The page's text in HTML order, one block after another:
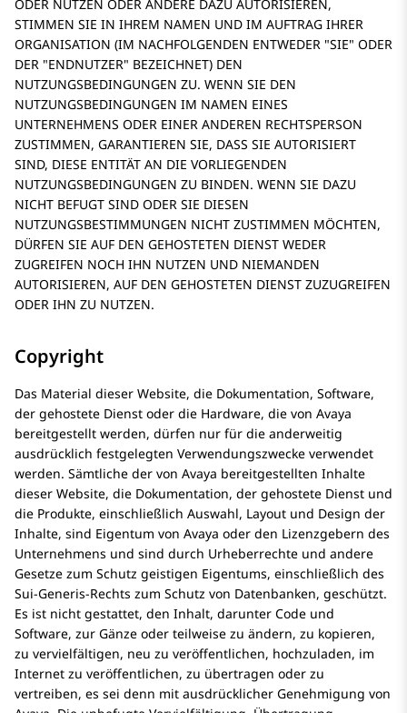
ODER NUTZEN ODER ANDERE DAZU AUTORISIEREN,
STIMMEN SIE IN IHREM NAMEN UND IM AUFTRAG IHRER
ORGANISATION (IM NACHFOLGENDEN ENTWEDER SIE ODER
DER ENDNUTZER BEZEICHNET) DEN
NUTZUNGSBEDINGUNGEN ZU. WENN SIE DEN
NUTZUNGSBEDINGUNGEN IM NAMEN EINES
UNTERNEHMENS ODER EINER ANDEREN RECHTSPERSON
ZUSTIMMEN, GARANTIEREN SIE, DASS SIE AUTORISIERT
SIND, DIESE ENTITÄT AN DIE VORLIEGENDEN
NUTZUNGSBEDINGUNGEN ZU BINDEN. WENN SIE DAZU
NICHT BEFUGT SIND ODER SIE DIESEN
NUTZUNGSBESTIMMUNGEN NICHT ZUSTIMMEN MÖCHTEN,
DÜRFEN SIE AUF DEN GEHOSTETEN DIENST WEDER
ZUGREIFEN NOCH IHN NUTZEN UND NIEMANDEN
AUTORISIEREN, AUF DEN GEHOSTETEN DIENST ZUZUGREIFEN
ODER IHN ZU NUTZEN.
Copyright
Das Material dieser Website, die Dokumentation, Software,
der gehostete Dienst oder die Hardware, die von Avaya
bereitgestellt werden, dürfen nur für die anderweitig
ausdrücklich festgelegten Verwendungszwecke verwendet
werden. Sämtliche der von Avaya bereitgestellten Inhalte
dieser Website, die Dokumentation, der gehostete Dienst und
die Produkte, einschließlich Auswahl, Layout und Design der
Inhalte, sind Eigentum von Avaya oder den Lizenzgebern des
Unternehmens und sind durch Urheberrechte und andere
Gesetze zum Schutz geistigen Eigentums, einschließlich des
Sui-Generis-Rechts zum Schutz von Datenbanken, geschützt.
Es ist nicht gestattet, den Inhalt, darunter Code und
Software, zur Gänze oder teilweise zu ändern, zu kopieren,
zu vervielfältigen, neu zu veröffentlichen, hochzuladen, im
Internet zu veröffentlichen, zu übertragen oder zu
vertreiben, es sei denn mit ausdrücklicher Genehmigung von